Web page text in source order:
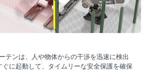
テンは、人や物体からの干渉を迅速に検出
ぐに起動して、タイムリーな安全保護を確保